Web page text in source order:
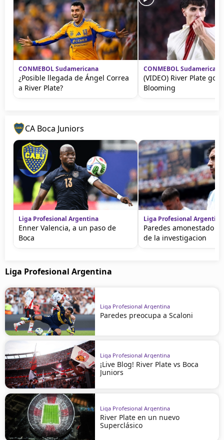
CONMEBOL Sudamericana
¿Posible llegada de Ángel Correa
a River Plate?
CONMEBOL Sudamericana
(VIDEO) River Plate
Blooming
CA Boca Juniors
Liga Profesional Argentina
Enner Valencia, a un paso de
Boca
Liga Profesional Argentina
Paredes amonestado
de la investigacion
Liga Profesional Argentina
Liga Profesional Argentina
Paredes preocupa a Scaloni
Liga Profesional Argentina
¡Live Blog! River Plate vs Boca
Juniors
Liga Profesional Argentina
River Plate en un nuevo
Superclásico